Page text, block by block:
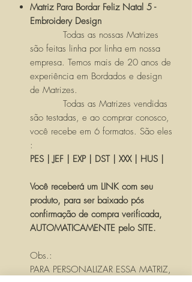
Matriz Para Bordar Feliz Natal 5 -
Embroidery Design
Todas as nossas Matrizes
são feitas linha por linha em nossa
empresa. Temos mais de 20 anos de
experiência em Bordados e design
de Matrizes.
Todas as Matrizes vendidas
são testadas, e ao comprar conosco,
você recebe em 6 formatos. São eles
:
PES | JEF | EXP | DST | XXX | HUS |
Você receberá um LINK com seu
produto, para ser baixado pós
confirmação de compra verificada,
AUTOMATICAMENTE pelo SITE.
Obs.:
PARA PERSONALIZAR ESSA MATRIZ,